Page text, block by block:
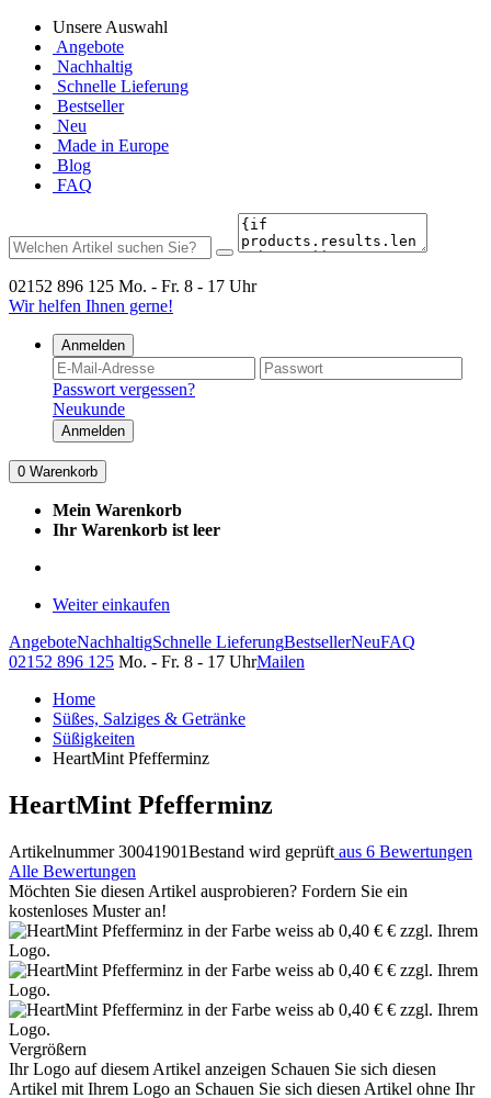
Unsere Auswahl
Angebote
Nachhaltig
Schnelle Lieferung
Bestseller
Neu
Made in Europe
Blog
FAQ
02152 896 125 Mo. - Fr. 8 - 17 Uhr
Wir helfen Ihnen gerne!
Anmelden
Passwort vergessen?
Neukunde
Anmelden
0 Warenkorb
Mein Warenkorb
Ihr Warenkorb ist leer
Weiter einkaufen
AngeboteNachhaltigSchnelle LieferungBestsellerNeuFAQ
02152 896 125 Mo. - Fr. 8 - 17 UhrMailen
Home
Süßes, Salziges & Getränke
Süßigkeiten
HeartMint Pfefferminz
HeartMint Pfefferminz
Artikelnummer 30041901Bestand wird geprüft aus 6 Bewertungen
Alle Bewertungen
Möchten Sie diesen Artikel ausprobieren? Fordern Sie ein
kostenloses Muster an!
Vergrößern
Ihr Logo auf diesem Artikel anzeigen Schauen Sie sich diesen
Artikel mit Ihrem Logo an Schauen Sie sich diesen Artikel ohne Ihr